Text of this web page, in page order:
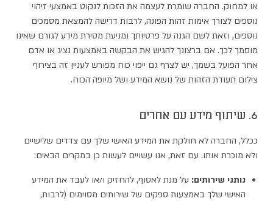
או למחוק. החברה שומרת לעצמה את הזכות לנקוט באמצעי זיהוי
נוספים לצורך אימות זהות הפונה, לרבות דרישה להמצאת מסמכים
נוספים, וזאת לשם הגנה על פרטיותך ומניעת מסירת מידע לגורם שאינו
מוסמך לכך. אם ברצונך להגיש את הבקשה באמצעות נציג או אדם
אחר הפועל בשמך, יש לצרף גם ייפוי כוח מפורש לעניין זה בצירוף
צילום תעודת הזהות של נושא המידע ושל מיופה הכוח.
6. שיתוף מידע עם אחרים
ככלל, החברה לא חולקת את המידע האישי שלך עם צדדים שלישיים
ולא מוכרת אותו. עם זאת, אנו עשויים לעשות כן במקרים הבאים:
נותני שירותים: על מנת לאסוף, להחזיק ו/או לעבד את המידע
האישי שלך באמצעות ספקים של שירותים מסוימים (לרבות,